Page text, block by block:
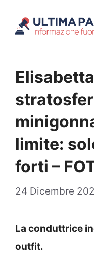
limite:
forti –
24 Dicembre
La conduttrice
outfit.